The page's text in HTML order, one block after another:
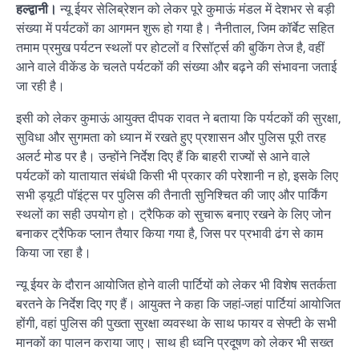
हल्द्वानी। न्यू ईयर सेलिब्रेशन को लेकर पूरे कुमाऊं मंडल में देशभर से बड़ी
संख्या में पर्यटकों का आगमन शुरू हो गया है। नैनीताल, जिम कॉर्बेट सहित
तमाम प्रमुख पर्यटन स्थलों पर होटलों व रिसॉर्ट्स की बुकिंग तेज है, वहीं
आने वाले वीकेंड के चलते पर्यटकों की संख्या और बढ़ने की संभावना जताई
जा रही है।
इसी को लेकर कुमाऊं आयुक्त दीपक रावत ने बताया कि पर्यटकों की सुरक्षा,
सुविधा और सुगमता को ध्यान में रखते हुए प्रशासन और पुलिस पूरी तरह
अलर्ट मोड पर है। उन्होंने निर्देश दिए हैं कि बाहरी राज्यों से आने वाले
पर्यटकों को यातायात संबंधी किसी भी प्रकार की परेशानी न हो, इसके लिए
सभी ड्यूटी पॉइंट्स पर पुलिस की तैनाती सुनिश्चित की जाए और पार्किंग
स्थलों का सही उपयोग हो। ट्रैफिक को सुचारू बनाए रखने के लिए जोन
बनाकर ट्रैफिक प्लान तैयार किया गया है, जिस पर प्रभावी ढंग से काम
किया जा रहा है।
न्यू ईयर के दौरान आयोजित होने वाली पार्टियों को लेकर भी विशेष सतर्कता
बरतने के निर्देश दिए गए हैं। आयुक्त ने कहा कि जहां-जहां पार्टियां आयोजित
होंगी, वहां पुलिस की पुख्ता सुरक्षा व्यवस्था के साथ फायर व सेफ्टी के सभी
मानकों का पालन कराया जाए। साथ ही ध्वनि प्रदूषण को लेकर भी सख्त